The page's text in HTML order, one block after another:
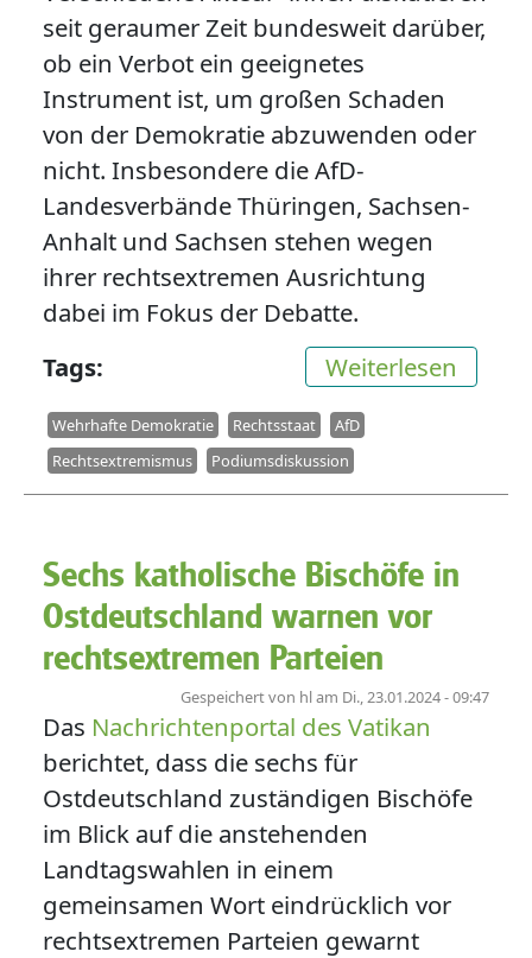
seit geraumer Zeit bundesweit darüber,
ob ein Verbot ein geeignetes
Instrument ist, um großen Schaden
von der Demokratie abzuwenden oder
nicht. Insbesondere die AfD-
Landesverbände Thüringen, Sachsen-
Anhalt und Sachsen stehen wegen
ihrer rechtsextremen Ausrichtung
dabei im Fokus der Debatte.
Weiterlesen
Tags
Wehrhafte Demokratie Rechtsstaat
AfD
Rechtsextremismus
Podiumsdiskussion
Sechs katholische Bischöfe in
Ostdeutschland warnen vor
rechtsextremen Parteien
Gespeichert von hlam Di., 23.01.2024 - 09:47
Das Nachrichtenportal des Vatikan
berichtet, dass die sechs für
Ostdeutschland zuständigen Bischöfe
im Blick auf die anstehenden
Landtagswahlen in einem
gemeinsamen Wort eindrücklich vor
rechtsextremen Parteien gewarnt